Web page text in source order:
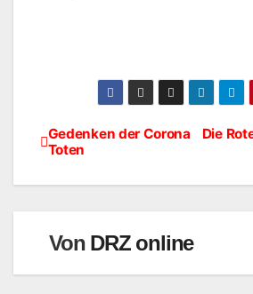
Die
Gedenken der Corona
Toten
Von DRZ online